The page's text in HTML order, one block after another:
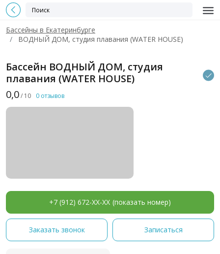
Бассейны в Екатеринбурге
ВОДНЫЙ ДОМ, студия плавания (WATER HOUSE)
Бассейн ВОДНЫЙ ДОМ, студия
плавания (WATER HOUSE)
0,0/ 10 0 отзывов
+7 (912) 672-XX-XX (показать номер)
Заказать звонок Записаться